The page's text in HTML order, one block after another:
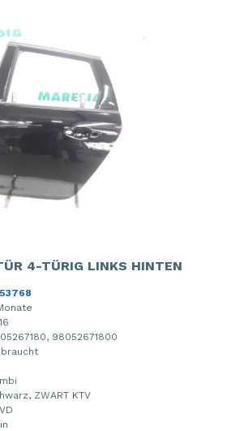
4-TÜRIG LINKS HINTEN
98052671800
ZWART KTV